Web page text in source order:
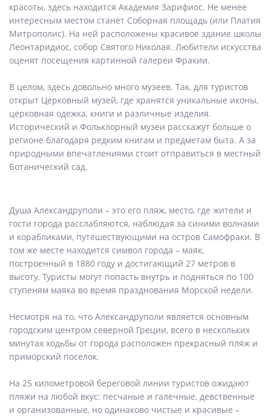
красоты, здесь находится Академия Зарифиос. Не менее
интересным местом станет Соборная площадь (или Платия
Митрополис). На ней расположены красивое здание школы
Леонтаридиос, собор Святого Николая. Любители искусства
оценят посещения картинной галереи Фракии.
В целом, здесь довольно много музеев. Так, для туристов
открыт Церковный музей, где хранятся уникальные иконы,
церковная одежка, книги и различные изделия.
Исторический и Фольклорный музеи расскажут больше о
регионе благодаря редким книгам и предметам быта. А за
природными впечатлениями стоит отправиться в местный
Ботанический сад.
Душа Александруполи – это его пляж, место, где жители и
гости города расслабляются, наблюдая за синими волнами
и корабликами, путешествующими на остров Самофраки. В
том же месте находится символ города – маяк,
построенный в 1880 году и достигающий 27 метров в
высоту. Туристы могут попасть внутрь и подняться по 100
ступеням маяка во время празднования Морской недели.
Несмотря на то, что Александруполи является основным
городским центром северной Греции, всего в нескольких
минутах ходьбы от города расположен прекрасный пляж и
приморский поселок.
На 25 километровой береговой линии туристов ожидают
пляжи на любой вкус: песчаные и галечные, девственные
и организованные, но одинаково чистые и красивые –